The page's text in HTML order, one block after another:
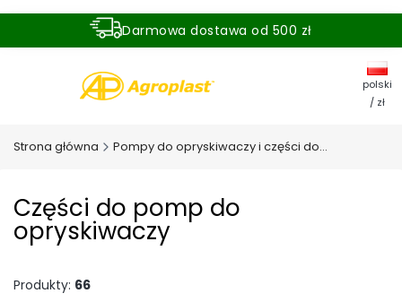
Darmowa dostawa od 500 zł
polski
/ zł
Strona główna Pompy do opryskiwaczy i części do pomp
Części do pomp do
opryskiwaczy
Produkty: 66